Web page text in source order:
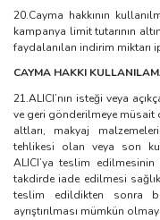
20.Cayma hakkının
kampanya limit tutarının
faydalanılan indirim miktarı
CAYMA HAKKI
21.ALICI’nın isteği veya
ve geri gönderilmeye müsait
altları, makyaj
tehlikesi olan veya son
ALICI’ya teslim edilmesinin
takdirde iade edilmesi
teslim edildikten sonra
ayrıştırılması mümkün